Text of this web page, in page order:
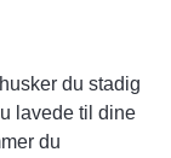
du stadig
lavede til dine
du